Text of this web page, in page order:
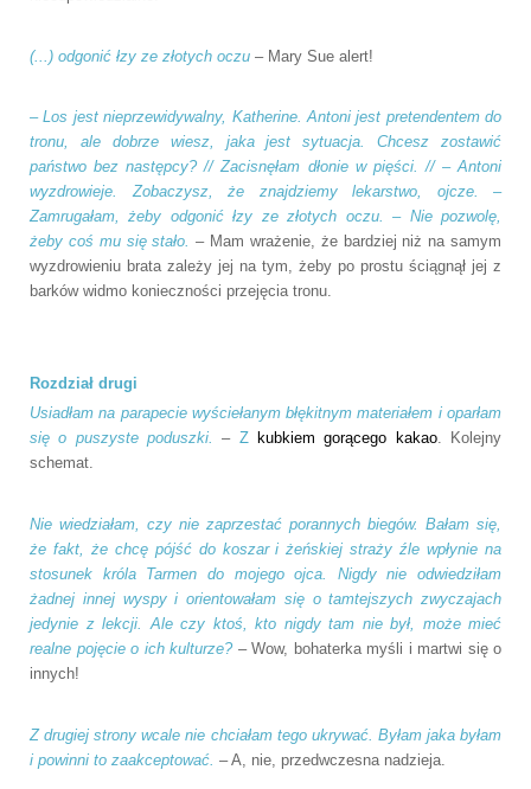
(...) odgonić łzy ze złotych oczu – Mary Sue alert!
– Los jest nieprzewidywalny, Katherine. Antoni jest pretendentem do
tronu, ale dobrze wiesz, jaka jest sytuacja. Chcesz zostawić
państwo bez następcy? // Zacisnęłam dłonie w pięści. // – Antoni
wyzdrowieje. Zobaczysz, że znajdziemy lekarstwo, ojcze. –
Zamrugałam, żeby odgonić łzy ze złotych oczu. – Nie pozwolę,
żeby coś mu się stało.– Mam wrażenie, że bardziej niż na samym
wyzdrowieniu brata zależy jej na tym, żeby po prostu ściągnął jej z
barków widmo konieczności przejęcia tronu.
Rozdział drugi
Usiadłam na parapecie wyściełanym błękitnym materiałem i oparłam
się o puszyste poduszki. – Z kubkiem gorącego kakao. Kolejny
schemat.
Nie wiedziałam, czy nie zaprzestać porannych biegów. Bałam się,
że fakt, że chcę pójść do koszar i żeńskiej straży źle wpłynie na
stosunek króla Tarmen do mojego ojca. Nigdy nie odwiedziłam
żadnej innej wyspy i orientowałam się o tamtejszych zwyczajach
jedynie z lekcji. Ale czy ktoś, kto nigdy tam nie był, może mieć
realne pojęcie o ich kulturze?– Wow, bohaterka myśli i martwi się o
innych!
Z drugiej strony wcale nie chciałam tego ukrywać. Byłam jaka byłam
i powinni to zaakceptować. – A, nie, przedwczesna nadzieja.